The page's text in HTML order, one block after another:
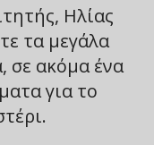
Ηλίας
τα μεγάλα
σε ακόμα ένα
για το